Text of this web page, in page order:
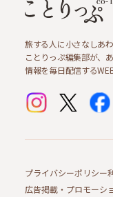
旅する人に小さなしあ
ことりっぷ編集部が、
情報を毎日配信する
プライバシーポリシー
広告掲載・プロモーシ